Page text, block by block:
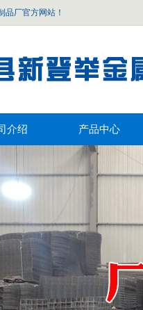
品厂官方网站！
介绍 产品中心